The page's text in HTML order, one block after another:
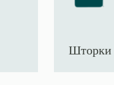
Шторки